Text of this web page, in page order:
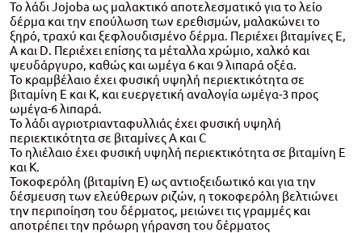
Το λάδι Jojoba ως μαλακτικό αποτελεσματικό για το λείο
δέρμα και την επούλωση των ερεθισμών, μαλακώνει το
ξηρό, τραχύ και ξεφλουδισμένο δέρμα. Περιέχει βιταμίνες Ε,
Α και D. Περιέχει επίσης τα μέταλλα χρώμιο, χαλκό και
ψευδάργυρο, καθώς και ωμέγα 6 και 9 λιπαρά οξέα.
Το κραμβέλαιο έχει φυσική υψηλή περιεκτικότητα σε
βιταμίνη Ε και Κ, και ευεργετική αναλογία ωμέγα-3 προς
ωμέγα-6 λιπαρά.
Το λάδι αγριοτριανταφυλλιάς έχει φυσική υψηλή
περιεκτικότητα σε βιταμίνες Α και C
Το ηλιέλαιο έχει φυσική υψηλή περιεκτικότητα σε βιταμίνη Ε
και Κ.
Τοκοφερόλη (βιταμίνη Ε) ως αντιοξειδωτικό και για την
δέσμευση των ελεύθερων ριζών, η τοκοφερόλη βελτιώνει
την περιποίηση του δέρματος, μειώνει τις γραμμές και
αποτρέπει την πρόωρη γήρανση του δέρματος